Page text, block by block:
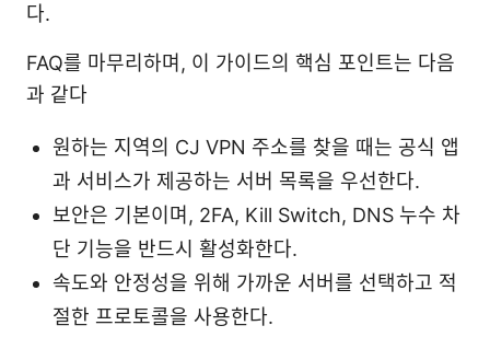
다.
FAQ를 마무리하며, 이 가이드의 핵심 포인트는 다음
과 같다
원하는 지역의 CJ VPN 주소를 찾을 때는 공식 앱
과 서비스가 제공하는 서버 목록을 우선한다.
보안은 기본이며, 2FA, Kill Switch, DNS 누수 차
단 기능을 반드시 활성화한다.
속도와 안정성을 위해 가까운 서버를 선택하고 적
절한 프로토콜을 사용한다.